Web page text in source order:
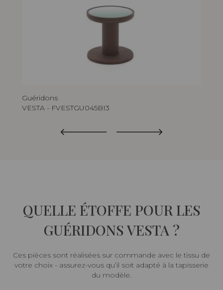
Guéridons
VESTA - FVESTGU045BI3
QUELLE ÉTOFFE POUR LES
GUÉRIDONS VESTA ?
Ces pièces sont réalisées sur commande avec le tissu de
votre choix - assurez-vous qu’il soit adapté à la tapisserie
du modèle.